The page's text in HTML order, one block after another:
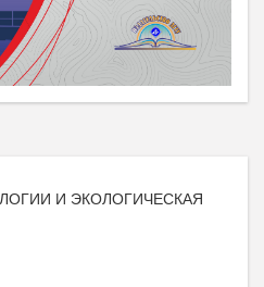
И ЭКОЛОГИЧЕСКАЯ